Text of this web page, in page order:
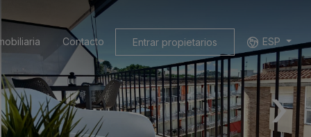
Contacto Entrar propietarios ESP
›